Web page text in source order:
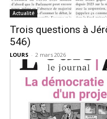
Actualité
Trois questions à
546)
LOURS - 2 mars 2026